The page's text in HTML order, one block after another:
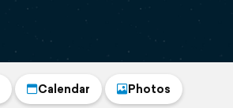
Calendar Photos